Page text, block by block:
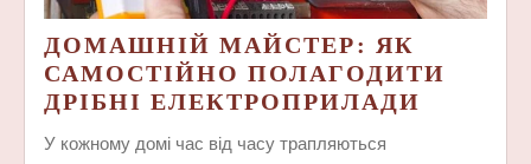
ДОМАШНІЙ МАЙСТЕР: ЯК
САМОСТІЙНО ПОЛАГОДИТИ
ДРІБНІ ЕЛЕКТРОПРИЛАДИ
У кожному домі час від часу трапляються